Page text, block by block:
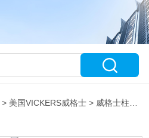
> 美国VICKERS威格士 > 威格士柱塞泵PVM/PVQ